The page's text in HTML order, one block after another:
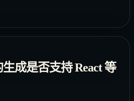
成是否支持 React 等